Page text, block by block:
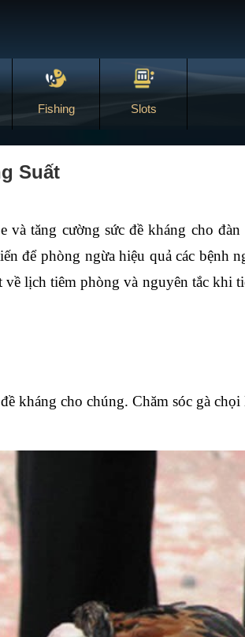
Fishing Slots
Suất
tăng cường sức đề kháng cho
để phòng ngừa hiệu quả các bệnh
lịch tiêm phòng và nguyên tắc khi
kháng cho chúng. Chăm sóc gà